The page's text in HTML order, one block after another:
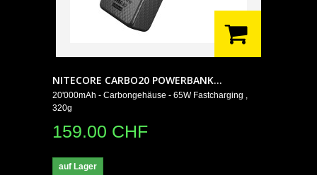
NITECORE CARBO20 POWERBANK...
20'000mAh - Carbongehäuse - 65W Fastcharging ,
320g
159.00 CHF
auf Lager